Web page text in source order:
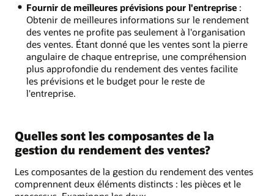
Fournir de meilleures prévisions pour l'entreprise:
Obtenir de meilleures informations sur le rendement
des ventes ne profite pas seulement à l'organisation
des ventes. Étant donné que les ventes sont la pierre
angulaire de chaque entreprise, une compréhension
plus approfondie du rendement des ventes facilite
les prévisions et le budget pour le reste de
l'entreprise.
Quelles sont les composantes de la
gestion du rendement des ventes?
Les composantes de la gestion du rendement des ventes
comprennent deux éléments distincts : les pièces et le